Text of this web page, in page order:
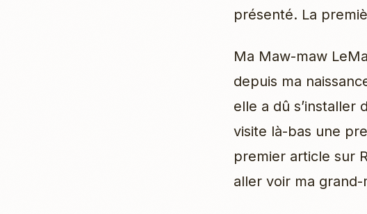
présenté. La
Ma Maw-maw
depuis ma
elle a dû s’installer
visite là-bas une
premier article sur
aller voir ma grand-